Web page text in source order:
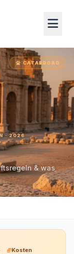
CATABROAD
· 2026
& was
Kosten